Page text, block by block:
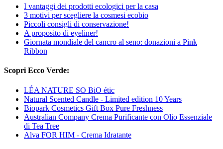
I vantaggi dei prodotti ecologici per la casa
3 motivi per scegliere la cosmesi ecobio
Piccoli consigli di conservazione!
A proposito di eyeliner!
Giornata mondiale del cancro al seno: donazioni a Pink
Ribbon
Scopri Ecco Verde:
LÉA NATURE SO BiO étic
Natural Scented Candle - Limited edition 10 Years
Biopark Cosmetics Gift Box Pure Freshness
Australian Company Crema Purificante con Olio Essenziale
di Tea Tree
Alva FOR HIM - Crema Idratante